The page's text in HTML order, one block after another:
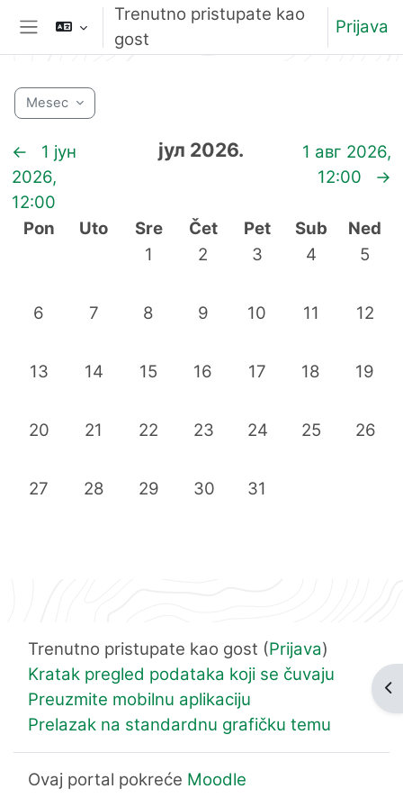
Idi na glavni sadržaj
Bočni panel
Trenutno pristupate kao
gost
Prijava
Mesec
←
1 јун
2026,
12:00
јул 2026.
1 авг 2026,
12:00
→
Ponedeljak
Pon Utorak
Uto Sreda
Sre Četvrtak
Čet Petak
Pet Subota
Sub
Ned
Nema događaja, среда, 1. јул
1 Nema događaja, четвртак,
2 Nema događaja,
3 Nema
4 5
Nema događaja, понедељак, 6. јул
6 Nema događaja, уторак, 7. јул
7 Nema događaja, среда, 8. јул
8 Nema događaja, четвртак,
9 Nema događaja,
10 Nema
11 12
Nema događaja, понедељак, 13. јул
13 Nema događaja, уторак, 14. јул
14 Nema događaja, среда, 15. јул
15 Nema događaja, четвртак,
16 Nema događaja,
17 Nema
18 19
Nema događaja, понедељак, 20. јул
20 Nema događaja, уторак, 21. јул
21 Nema događaja, среда, 22. јул
22 Nema događaja, четвртак,
23 Nema događaja,
24 Nema
25 26
Nema događaja, понедељак, 27. јул
27 Nema događaja, уторак, 28. јул
28 Nema događaja, среда, 29. јул
29 Nema događaja,
30 Nema događaja,
31
Trenutno pristupate kao gost (Prijava)
Kratak pregled podataka koji se čuvaju
Preuzmite mobilnu aplikaciju
Prelazak na standardnu grafičku temu
Ovaj portal pokreće Moodle